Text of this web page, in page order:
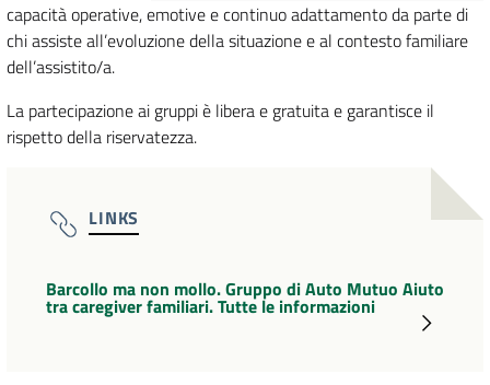
capacità operative, emotive e continuo adattamento da parte di
chi assiste all’evoluzione della situazione e al contesto familiare
dell’assistito/a.
La partecipazione ai gruppi è libera e gratuita e garantisce il
rispetto della riservatezza.
LINKS
Barcollo ma non mollo. Gruppo di Auto Mutuo Aiuto
tra caregiver familiari. Tutte le informazioni